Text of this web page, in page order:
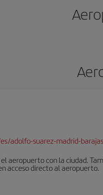
adolfo-suarez-madrid-
aeropuerto con la ciudad.
acceso directo al aeropuerto.